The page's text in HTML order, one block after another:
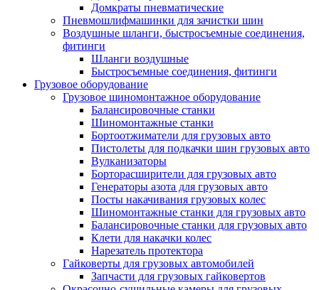
Домкраты пневматические
Пневмошлифмашинки для зачистки шин
Воздушные шланги, быстросъемные соединения,
фитинги
Шланги воздушные
Быстросъемные соединения, фитинги
Грузовое оборудование
Грузовое шиномонтажное оборудование
Балансировочные станки
Шиномонтажные станки
Бортоотжиматели для грузовых авто
Пистолеты для подкачки шин грузовых авто
Вулканизаторы
Борторасширители для грузовых авто
Генераторы азота для грузовых авто
Посты накачивания грузовых колес
Шиномонтажные станки для грузовых авто
Балансировочные станки для грузовых авто
Клети для накачки колес
Нарезатель протектора
Гайковерты для грузовых автомобилей
Запчасти для грузовых гайковертов